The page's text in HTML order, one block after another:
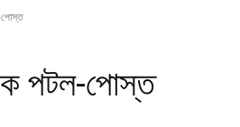
পটল-পোস্ত